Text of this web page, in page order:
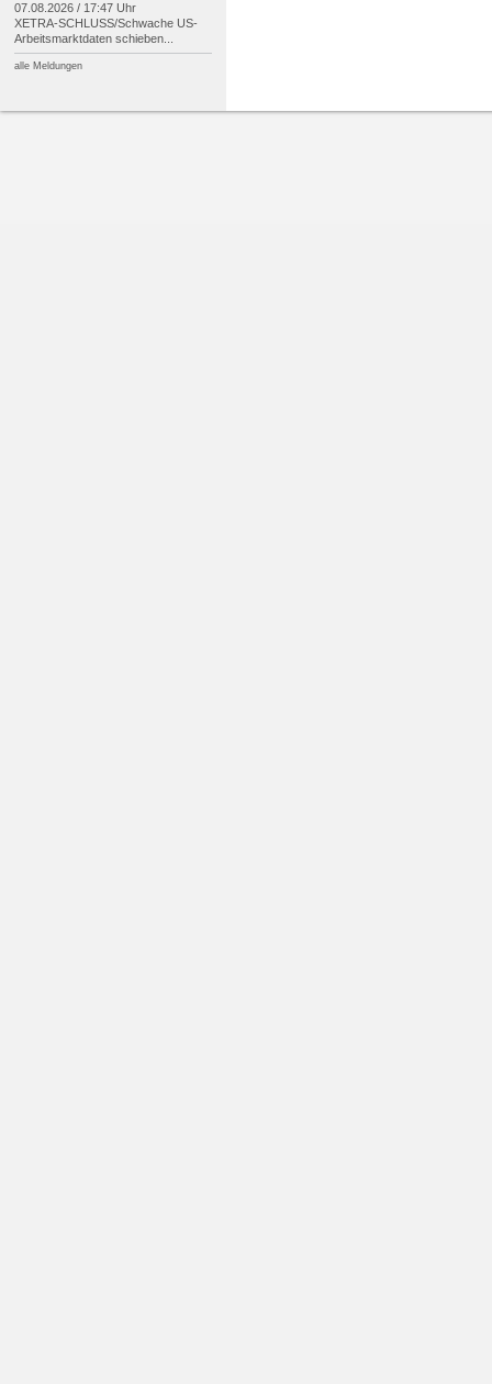
07.08.2026 / 17:47 Uhr
XETRA-SCHLUSS/Schwache US-
Arbeitsmarktdaten schieben...
alle Meldungen